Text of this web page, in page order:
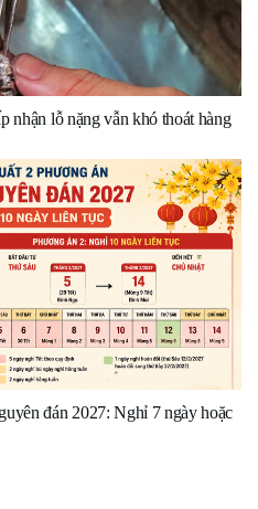
nhận lỗ nặng vẫn khó thoát hàng
đán 2027: Nghỉ 7 ngày hoặc